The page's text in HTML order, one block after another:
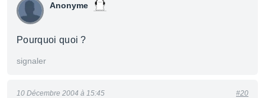
Anonyme
Pourquoi quoi ?
signaler
10 Décembre 2004 à 15:45 #20